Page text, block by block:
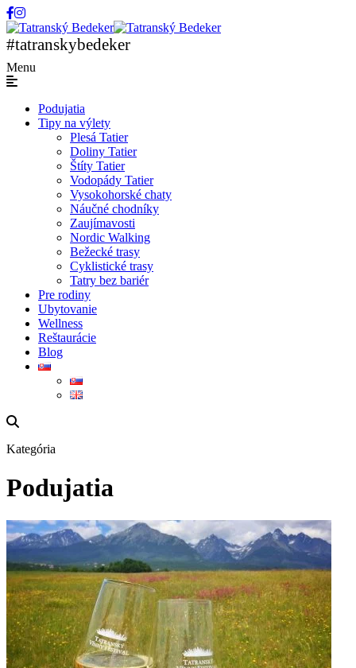
#tatranskybedeker
Menu
Podujatia
Tipy na výlety
Plesá Tatier
Doliny Tatier
Štíty Tatier
Vodopády Tatier
Vysokohorské chaty
Náučné chodníky
Zaujímavosti
Nordic Walking
Bežecké trasy
Cyklistické trasy
Tatry bez bariér
Pre rodiny
Ubytovanie
Wellness
Reštaurácie
Blog
Kategória
Podujatia